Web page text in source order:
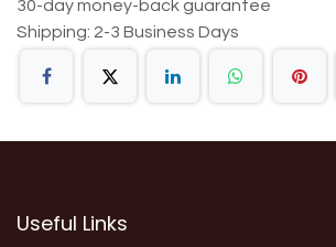
30-day money-back guarantee
Shipping: 2-3 Business Days
Useful Links